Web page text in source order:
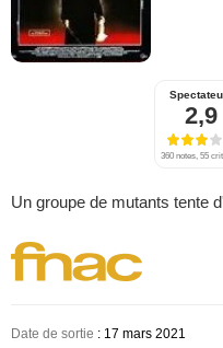
2,9
360 notes, 55
Un groupe de mutants tente
Date de sortie : 17 mars 2021